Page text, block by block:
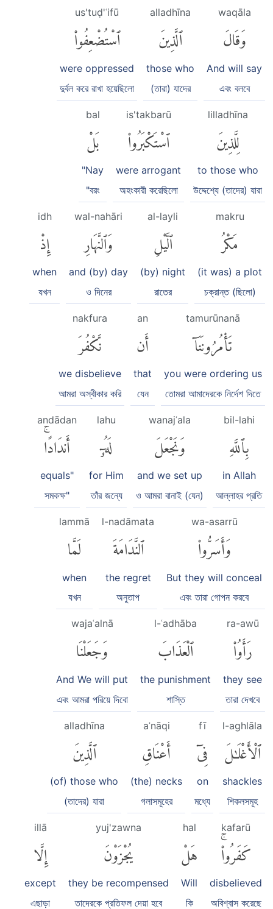
waqāla
وَقَالَ
And will say
এবং বলবে
alladhīna
ٱلَّذِينَ
those who
(তারা) যাদের
us'tuḍ'ʿifū
ٱسْتُضْعِفُوا۟
were oppressed
দুর্বল করে রাখা হয়েছিলো
lilladhīna
لِلَّذِينَ
to those who
উদ্দেশ্যে (তাদের) যারা
is'takbarū
ٱسْتَكْبَرُوا۟
were arrogant
অহংকারী করেছিলো
bal
بَلْ
"Nay
"বরং
makru
مَكْرُ
(it was) a plot
চক্রান্ত (ছিলো)
al-layli
ٱلَّيْلِ
(by) night
রাতের
wal-nahāri
وَٱلنَّهَارِ
and (by) day
ও দিনের
idh
إِذْ
when
যখন
tamurūnanā
تَأْمُرُونَنَآ
you were ordering us
তোমরা আমাদেরকে নির্দেশ দিতে
an
أَن
that
যেন
nakfura
نَّكْفُرَ
we disbelieve
আমরা অস্বীকার করি
bil-lahi
بِٱللَّهِ
in Allah
আল্লাহর প্রতি
wanajʿala
وَنَجْعَلَ
and we set up
ও আমরা বানাই (যেন)
lahu
لَهُۥٓ
for Him
তাঁর জন্যে
andādan
أَندَادًاۚ
equals"
সমকক্ষ"
wa-asarrū
وَأَسَرُّوا۟
But they will conceal
এবং তারা গোপন করবে
l-nadāmata
ٱلنَّدَامَةَ
the regret
অনুতাপ
lammā
لَمَّا
when
যখন
ra-awū
رَأَوُا۟
they see
তারা দেখবে
l-ʿadhāba
ٱلْعَذَابَ
the punishment
শাস্তি
wajaʿalnā
وَجَعَلْنَا
And We will put
এবং আমরা পরিয়ে দিবো
l-aghlāla
ٱلْأَغْلَٰلَ
shackles
শিকলসমূহ
fī
فِىٓ
on
মধ্যে
aʿnāqi
أَعْنَاقِ
(the) necks
গলাসমূহের
alladhīna
ٱلَّذِينَ
(of) those who
(তাদের) যারা
kafarū
كَفَرُوا۟ۚ
disbelieved
অবিশ্বাস করেছে
hal
هَلْ
Will
কি
yuj'zawna
يُجْزَوْنَ
they be recompensed
তাদেরকে প্রতিফল দেয়া হবে
illā
إِلَّا
except
এছাড়া